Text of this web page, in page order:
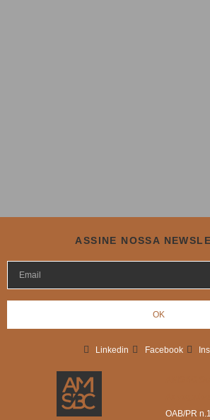
ASSINE NOSSA
OK
Linkedin Facebook
OAB/PR